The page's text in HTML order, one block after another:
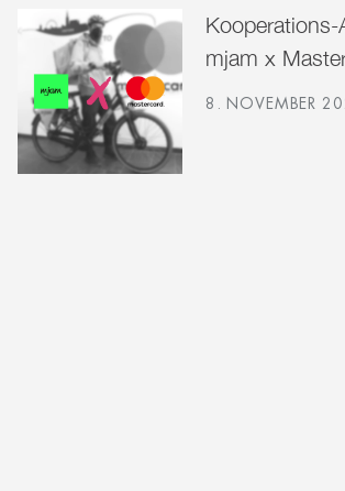
Kooperations-
mjam x
8. NOVEMBER